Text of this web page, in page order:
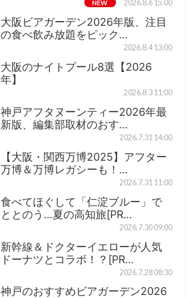
NEW 2026.8.6 15:00
大阪ビアガーデン2026年版、注目
の食べ飲み放題をピック…
2026.8.4 13:00
大阪のナイトプール8選【2026
年】
2026.8.3 11:00
神戸アフタヌーンティー2026年最
新版、編集部取材のおす…
2026.7.31 14:00
【大阪・関西万博2025】アフター
万博＆万博レガシーも！…
2026.7.31 11:00
食べてほぐして「仁淀ブルー」で
ととのう…夏の高知旅[PR…
2026.7.30 09:00
新幹線＆ドクターイエローが人気
ドーナツとコラボ！？[PR…
2026.7.28 08:30
神戸のおすすめビアガーデン2026